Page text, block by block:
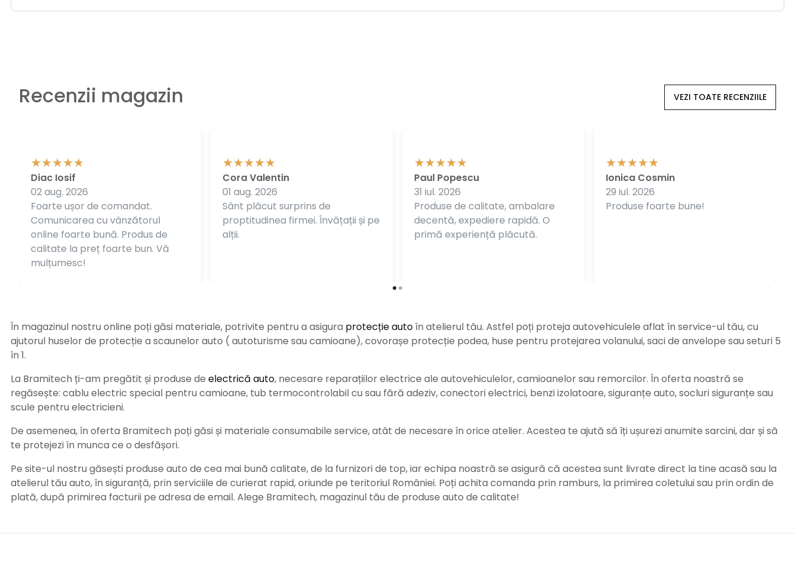
Recenzii magazin VEZI TOATE RECENZIILE
Foarte ușor de comandat.
Comunicarea cu vânzătorul
online foarte bună. Produs de
calitate la preț foarte bun. Vă
mulțumesc!
Diac Iosif
02 aug. 2026
Sânt plăcut surprins de
proptitudinea firmei. Învățații și pe
alții.
Cora Valentin
01 aug. 2026
Produse de calitate, ambalare
decentă, expediere rapidă. O
primă experiență plăcută.
Paul Popescu
31 iul. 2026
Produse foarte bune!
Ionica Cosmin
29 iul. 2026
În magazinul nostru online poți găsi materiale, potrivite pentru a asigura protecție autoîn atelierul tău. Astfel poți proteja autovehiculele aflat în service-ul tău, cu
ajutorul huselor de protecție a scaunelor auto ( autoturisme sau camioane), covorașe protecție podea, huse pentru protejarea volanului, saci de anvelope sau seturi 5
în 1.
La Bramitech ți-am pregătit și produse de electrică auto, necesare reparațiilor electrice ale autovehiculelor, camioanelor sau remorcilor. În oferta noastră se
regăsește: cablu electric special pentru camioane, tub termocontrolabil cu sau fără adeziv, conectori electrici, benzi izolatoare, siguranțe auto, socluri siguranțe sau
scule pentru electricieni.
De asemenea, în oferta Bramitech poți găsi și materiale consumabile service, atât de necesare în orice atelier. Acestea te ajută să îți ușurezi anumite sarcini, dar și să
te protejezi în munca ce o desfășori.
Pe site-ul nostru găsești produse auto de cea mai bună calitate, de la furnizori de top, iar echipa noastră se asigură că acestea sunt livrate direct la tine acasă sau la
atelierul tău auto, în siguranță, prin serviciile de curierat rapid, oriunde pe teritoriul României. Poți achita comanda prin ramburs, la primirea coletului sau prin ordin de
plată, după primirea facturii pe adresa de email. Alege Bramitech, magazinul tău de produse auto de calitate!